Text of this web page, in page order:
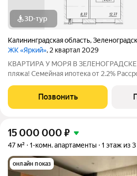
3D-тур
Калининградская область,Зеленоградск
ЖК «Яркий», 2 квартал 2029
КВАРТИРА У МОРЯ В ЗЕЛЕНОГРАДСКЕ
пляжа! Семейная ипотека от 2.2%
квартира комфорт-класса в новом
Балтийского моря, г.
Позвонить
15 000 000 ₽
47 м² 1-комн. апартаменты 1 этаж из 3
онлайн показ